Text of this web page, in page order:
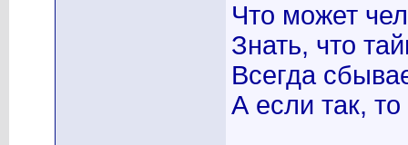
Что может
Знать, что
Всегда
А если так,